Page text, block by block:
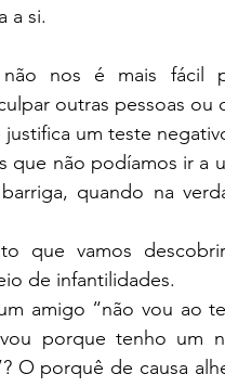
a si.
não nos é mais fácil
outras pessoas ou
justifica um teste
que não podíamos ir a
quando na
que vamos
de infantilidades.
amigo “não vou ao
porque tenho um
O porquê de causa